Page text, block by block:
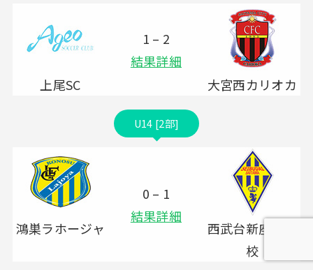
上尾SC
1 – 2
結果詳細
大宮西カリオカ
U14 [2部]
鴻巣ラホージャ
0 – 1
結果詳細
西武台新座中学
校